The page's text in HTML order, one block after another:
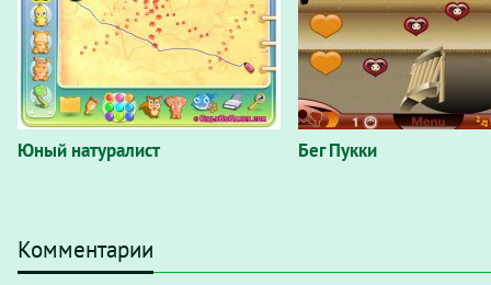
Юный натуралист Бег Пукки
Комментарии